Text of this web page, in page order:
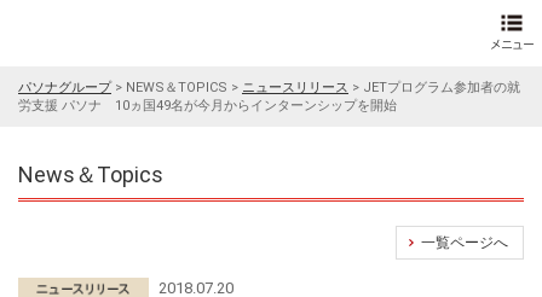
パソナグループ> NEWS＆TOPICS > ニュースリリース > JETプログラム参加者の就
労支援 パソナ 10ヵ国49名が今月からインターンシップを開始
News＆Topics
一覧ページへ
2018.07.20